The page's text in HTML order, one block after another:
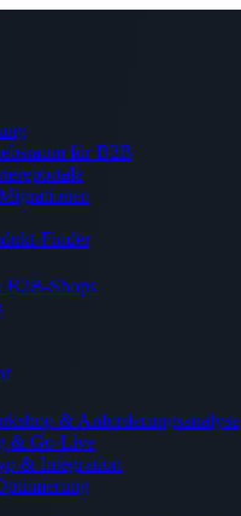
für B2B
Finder
B2B-Shops
& Anforderungsanalyse
& Go-Live
& Integration